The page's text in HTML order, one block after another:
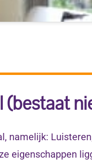
(bestaat
namelijk:
eigenschappen